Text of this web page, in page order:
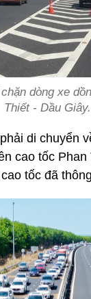
dòng xe
Thiết - Dầu Giây.
di chuyển
cao tốc Phan
tốc đã